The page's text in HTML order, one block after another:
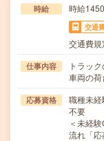
時給 時給
交通
交通費
仕事内容
トラッ
車両の
応募資格
職種未経
不要
＜未経
流れ「